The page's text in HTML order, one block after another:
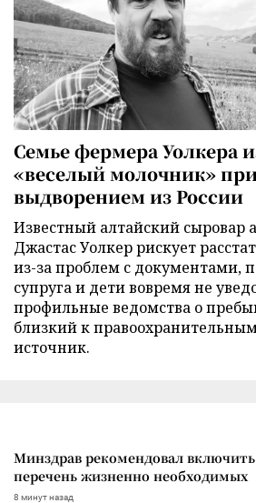
Семье фермера Уолкера
«веселый молочник»
выдворением из России
Известный алтайский сыровар
Джастас Уолкер рискует
из-за проблем с документами,
супруга и дети вовремя не
профильные ведомства о
близкий к
источник.
Минздрав рекомендовал включить
перечень жизненно необходимых
8 минут назад